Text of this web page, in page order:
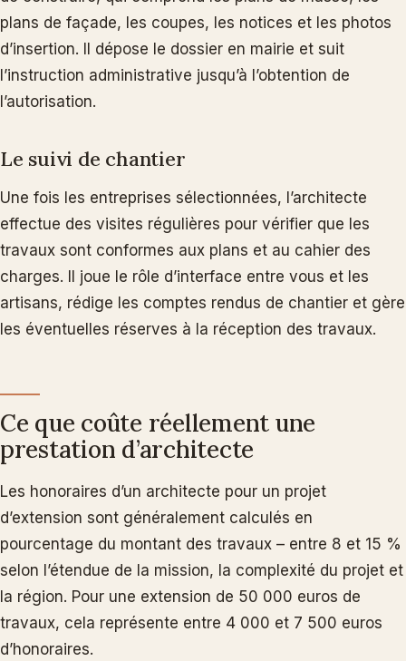
plans de façade, les coupes, les notices et les photos
d’insertion. Il dépose le dossier en mairie et suit
l’instruction administrative jusqu’à l’obtention de
l’autorisation.
Le suivi de chantier
Une fois les entreprises sélectionnées, l’architecte
effectue des visites régulières pour vérifier que les
travaux sont conformes aux plans et au cahier des
charges. Il joue le rôle d’interface entre vous et les
artisans, rédige les comptes rendus de chantier et gère
les éventuelles réserves à la réception des travaux.
Ce que coûte réellement une
prestation d’architecte
Les honoraires d’un architecte pour un projet
d’extension sont généralement calculés en
pourcentage du montant des travaux – entre 8 et 15 %
selon l’étendue de la mission, la complexité du projet et
la région. Pour une extension de 50 000 euros de
travaux, cela représente entre 4 000 et 7 500 euros
d’honoraires.